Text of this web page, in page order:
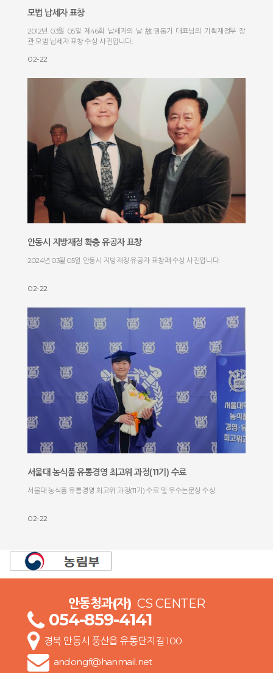
모법 납세자 표창
2012년 03월 05일 제46회 납세자의 날 故권동기 대표님의 기획재정부 장
관 모범 납세자 표창 수상 사진입니다.
02-22
안동시 지방재정 확충 유공자 표창
2024년 03월 05일 안동시 지방재정 유공자 표창패 수상 사진입니다.
02-22
서울대 농식품 유통경영 최고위 과정(11기) 수료
서울대 농식품 유통경영 최고위 과정(11기) 수료 및 우수논문상 수상
02-22
안동청과(자) CS CENTER
054-859-4141
경북 안동시 풍산읍 유통단지길 100
andongf@hanmail.net